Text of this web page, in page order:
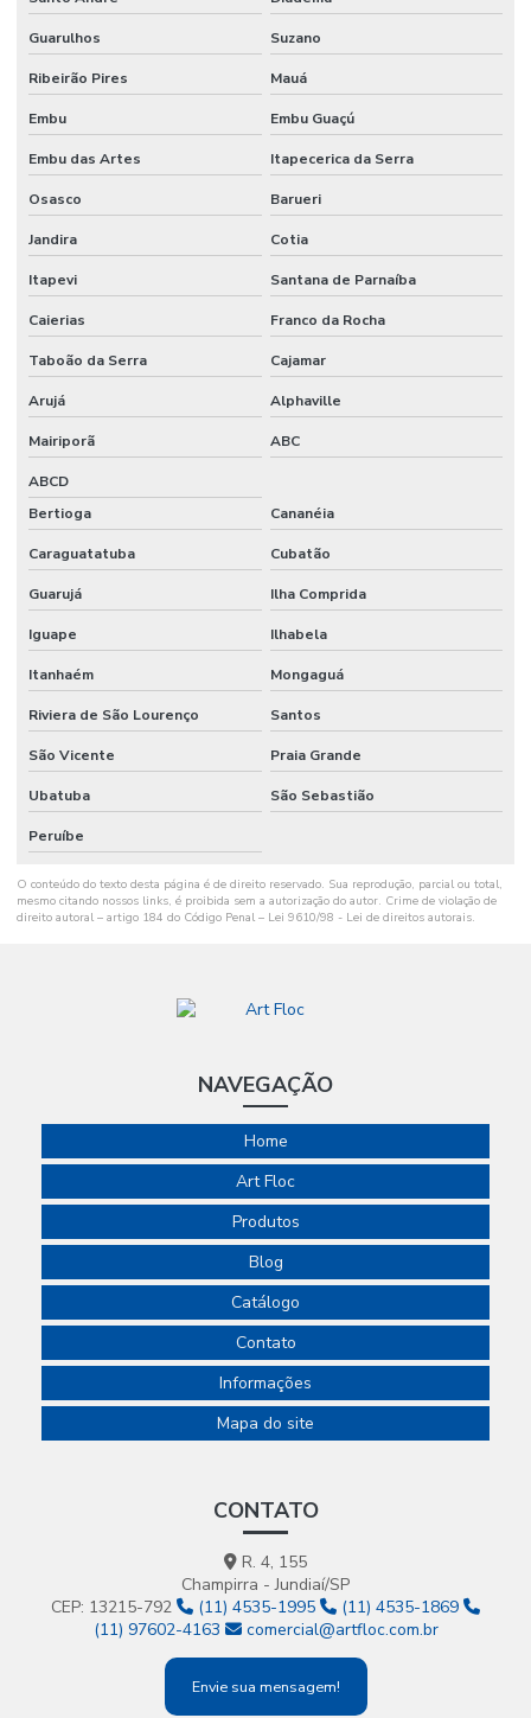
Guarulhos Suzano
Ribeirão Pires Mauá
Embu Embu Guaçú
Embu das Artes Itapecerica da Serra
Osasco Barueri
Jandira Cotia
Itapevi Santana de Parnaíba
Caierias Franco da Rocha
Taboão da Serra Cajamar
Arujá Alphaville
Mairiporã ABC
ABCD
Bertioga
Cananéia
Caraguatatuba Cubatão
Guarujá Ilha Comprida
Iguape Ilhabela
Itanhaém Mongaguá
Riviera de São Lourenço Santos
São Vicente Praia Grande
Ubatuba São Sebastião
Peruíbe
O conteúdo do texto desta página é de direito reservado. Sua reprodução, parcial ou total,
mesmo citando nossos links, é proibida sem a autorização do autor. Crime de violação de
direito autoral – artigo 184 do Código Penal – Lei 9610/98 - Lei de direitos autorais.
NAVEGAÇÃO
Home
Art Floc
Produtos
Blog
Catálogo
Contato
Informações
Mapa do site
CONTATO
R. 4, 155
Champirra - Jundiaí/SP
CEP: 13215-792
(11) 4535-1995
(11) 4535-1869
(11) 97602-4163
comercial@artfloc.com.br
Envie sua mensagem!